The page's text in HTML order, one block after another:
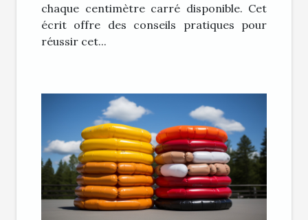
chaque centimètre carré disponible. Cet
écrit offre des conseils pratiques pour
réussir cet...